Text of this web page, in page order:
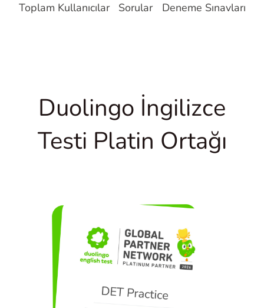
Toplam Kullanıcılar Sorular Deneme Sınavları
Duolingo İngilizce
Testi Platin Ortağı